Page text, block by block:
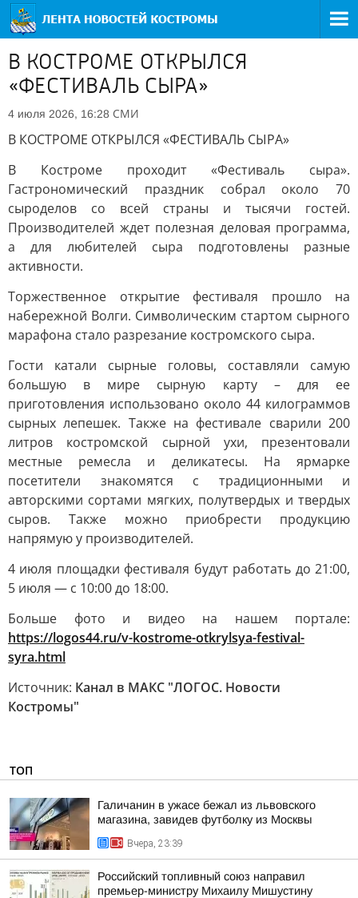
В КОСТРОМЕ ОТКРЫЛСЯ
«ФЕСТИВАЛЬ СЫРА»
4 июля 2026, 16:28 СМИ
В КОСТРОМЕ ОТКРЫЛСЯ «ФЕСТИВАЛЬ СЫРА»
В Костроме проходит «Фестиваль сыра».
Гастрономический праздник собрал около 70
сыроделов со всей страны и тысячи гостей.
Производителей ждет полезная деловая программа,
а для любителей сыра подготовлены разные
активности.
Торжественное открытие фестиваля прошло на
набережной Волги. Символическим стартом сырного
марафона стало разрезание костромского сыра.
Гости катали сырные головы, составляли самую
большую в мире сырную карту – для ее
приготовления использовано около 44 килограммов
сырных лепешек. Также на фестивале сварили 200
литров костромской сырной ухи, презентовали
местные ремесла и деликатесы. На ярмарке
посетители знакомятся с традиционными и
авторскими сортами мягких, полутвердых и твердых
сыров. Также можно приобрести продукцию
напрямую у производителей.
4 июля площадки фестиваля будут работать до 21:00,
5 июля — с 10:00 до 18:00.
Больше фото и видео на нашем портале:
https://logos44.ru/v-kostrome-otkrylsya-festival-
syra.html
Источник: Канал в МАКС "ЛОГОС. Новости
Костромы"
ТОП
Галичанин в ужасе бежал из львовского
магазина, завидев футболку из Москвы
Вчера, 23:39
Российский топливный союз направил
премьер-министру Михаилу Мишустину